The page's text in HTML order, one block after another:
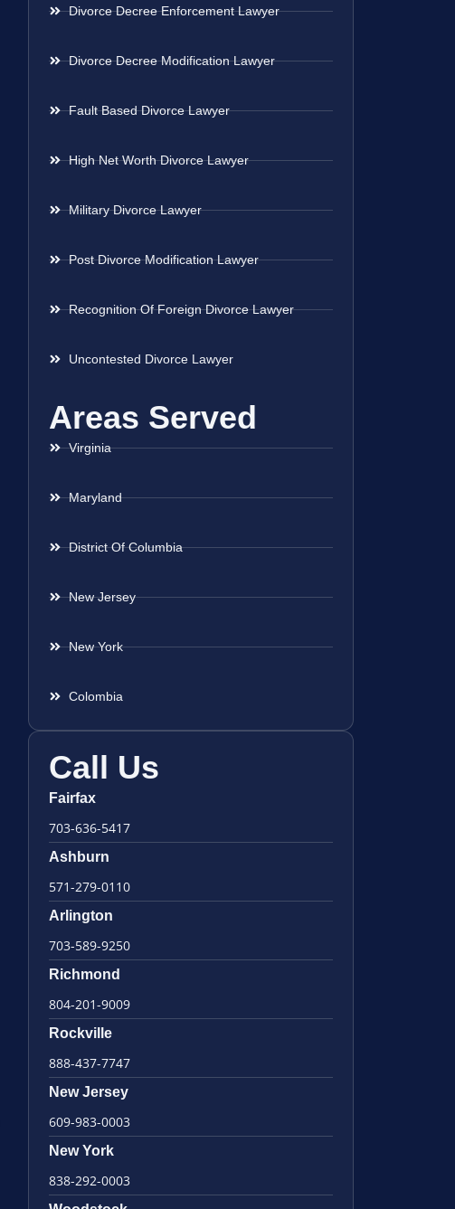
Divorce Decree Enforcement Lawyer
Divorce Decree Modification Lawyer
Fault Based Divorce Lawyer
High Net Worth Divorce Lawyer
Military Divorce Lawyer
Post Divorce Modification Lawyer
Recognition Of Foreign Divorce Lawyer
Uncontested Divorce Lawyer
Areas Served
Virginia
Maryland
District Of Columbia
New Jersey
New York
Colombia
Call Us
Fairfax
703-636-5417
Ashburn
571-279-0110
Arlington
703-589-9250
Richmond
804-201-9009
Rockville
888-437-7747
New Jersey
609-983-0003
New York
838-292-0003